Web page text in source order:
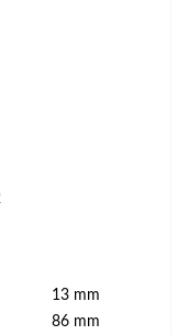
13 mm
86 mm